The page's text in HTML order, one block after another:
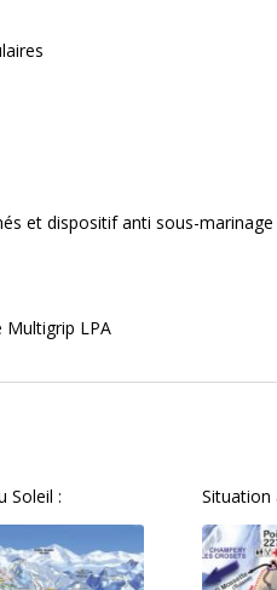
et dispositif anti sous-
Multigrip LPA
Soleil : Situation